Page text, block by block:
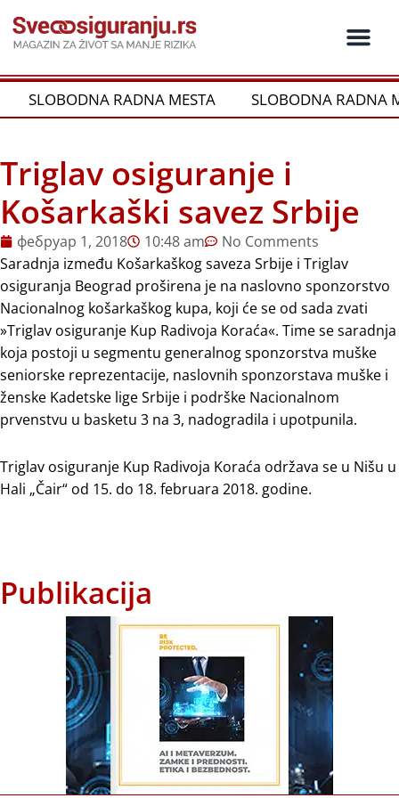
на
садржај
SLOBODNA RADNA MESTA SLOBODNA RADNA
Triglav osiguranje i
Košarkaški savez Srbije
фебруар 1, 2018 10:48 am
No Comments
Saradnja između Košarkaškog saveza Srbije i Triglav
osiguranja Beograd proširena je na naslovno sponzorstvo
Nacionalnog košarkaškog kupa, koji će se od sada zvati
»Triglav osiguranje Kup Radivoja Koraća«. Time se saradnja
koja postoji u segmentu generalnog sponzorstva muške
seniorske reprezentacije, naslovnih sponzorstava muške i
ženske Kadetske lige Srbije i podrške Nacionalnom
prvenstvu u basketu 3 na 3, nadogradila i upotpunila.
Triglav osiguranje Kup Radivoja Koraća održava se u Nišu u
Hali „Čair“ od 15. do 18. februara 2018. godine.
Publikacija